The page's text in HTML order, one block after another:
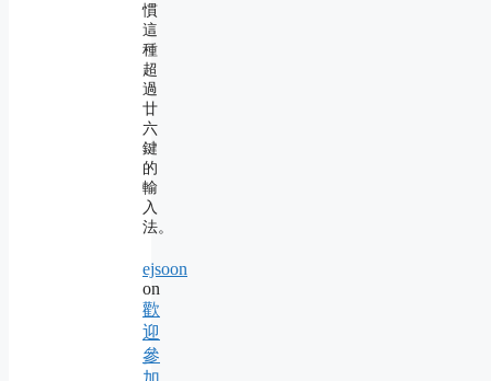
慣
這
種
超
過
廿
六
鍵
的
輸
入
法。
ejsoon
on
歡
迎
參